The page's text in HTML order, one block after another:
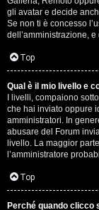
gli avatar e decide
Se non ti è concesso
dell’amministrazione,
Top
Qual è il mio livello e
I livelli, compaiono
che hai inviato oppure
amministratori. In
abusare del Forum
livello. La maggior
l’amministratore
Top
Perché quando clicco
o
s
t
i
n
o
P
l